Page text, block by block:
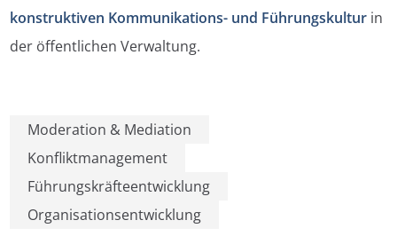
konstruktiven Kommunikations- und Führungskultur in
der öffentlichen Verwaltung.
Moderation & Mediation
Konfliktmanagement
Führungskräfteentwicklung
Organisationsentwicklung